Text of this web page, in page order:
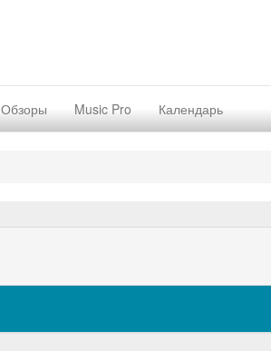
Обзоры Music Pro Календарь